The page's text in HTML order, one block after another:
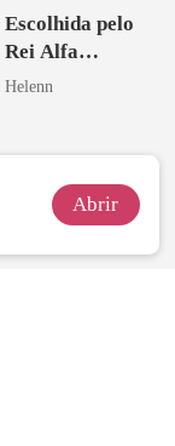
Escolhida pelo
Rei Alfa
Amaldiçoado
Helenn
Abrir